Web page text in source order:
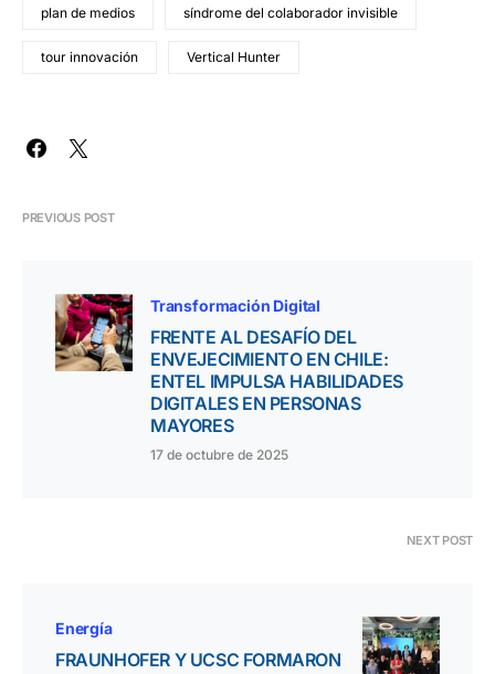
plan de medios síndrome del colaborador invisible
tour innovación Vertical Hunter
PREVIOUS POST
Transformación Digital
FRENTE AL DESAFÍO DEL
ENVEJECIMIENTO EN CHILE:
ENTEL IMPULSA HABILIDADES
DIGITALES EN PERSONAS
MAYORES
17 de octubre de 2025
NEXT POST
Energía
FRAUNHOFER Y UCSC FORMARON